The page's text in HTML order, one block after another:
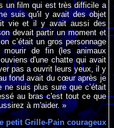
un film qui est très difficile a
suis qu'il y avait des objet
vie et il y avait aussi des
devait partir un moment et
c’était un gros personnage
de fin (les animaux
d'une chatte qui avait
pas a ouvrit leurs yeux, il y
fond avait du cœur après je
suis plus sure que c’était
au bras c'est tout ce que
à m'aider. »
petit Grille-Pain courageux